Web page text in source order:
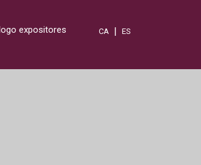
expositores CA |ES